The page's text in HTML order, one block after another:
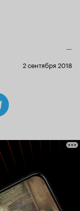
—
2 сентября 2018